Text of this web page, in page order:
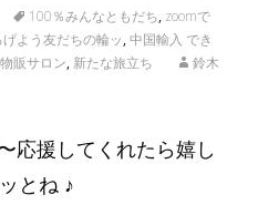
100％みんなともだち, zoomで
よう友だちの輪ッ,中国輸入 でき
販サロン, 新たな旅立ち
鈴木
応援してくれたら嬉し
とね ♪